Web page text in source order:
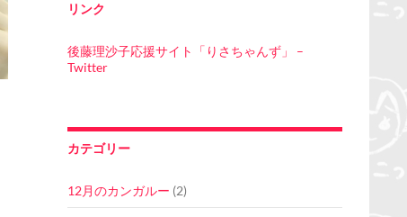
リンク
後藤理沙子応援サイト「りさちゃんず」 –
Twitter
カテゴリー
12月のカンガルー (2)